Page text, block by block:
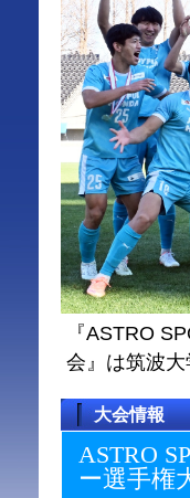
『ASTRO
会』は筑波大
大会情報
ASTRO
ー選⼿権